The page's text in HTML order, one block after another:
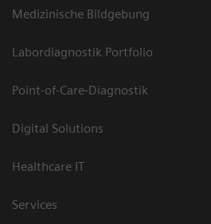
Medizinische Bildgebung
Labordiagnostik Portfolio
Point-of-Care-Diagnostik
Digital Solutions
Healthcare IT
Services